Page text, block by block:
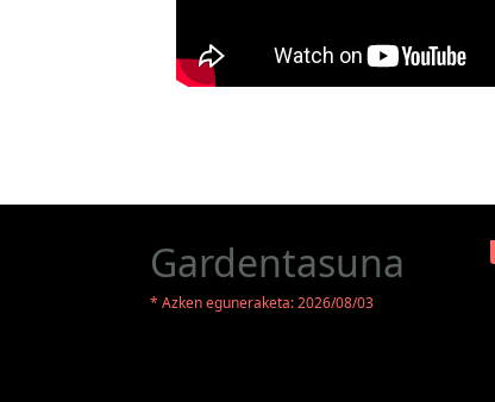
Gardentasuna
* Azken eguneraketa: 2026/08/03